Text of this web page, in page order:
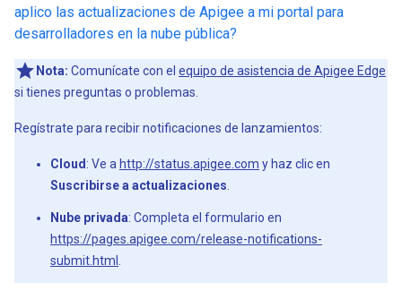
aplico las actualizaciones de Apigee a mi portal para
desarrolladores en la nube pública?
Nota: Comunícate con el equipo de asistencia de Apigee Edge
si tienes preguntas o problemas.
Regístrate para recibir notificaciones de lanzamientos:
Cloud : Ve a http://status.apigee.com y haz clic en
Suscribirse a actualizaciones
Nube privada: Completa el formulario en
https://pages.apigee.com/release-notifications-
submit.html